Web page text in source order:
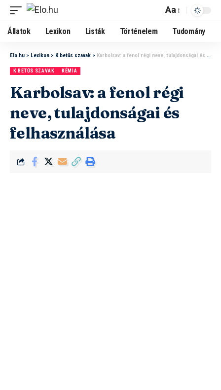
Aa
Állatok Lexikon Listák Történelem Tudomány
Elo.hu > Lexikon > K betűs szavak > Karbolsav: a fenol régi neve, tulajdonságai és felhasználása
K BETŰS SZAVAK KÉMIA
Karbolsav: a fenol régi
neve, tulajdonságai és
felhasználása